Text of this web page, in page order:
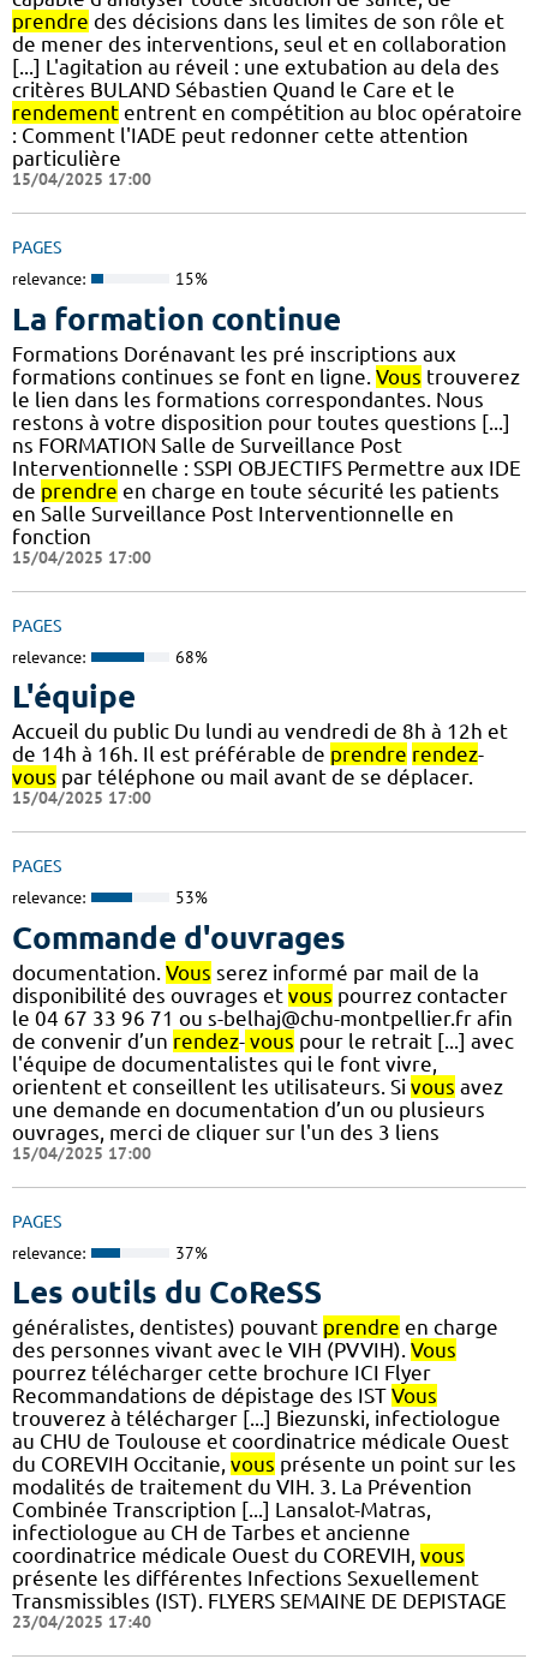
prendre des décisions dans les limites de son rôle et
de mener des interventions, seul et en collaboration
[...] L'agitation au réveil : une extubation au dela des
critères BULAND Sébastien Quand le Care et le
rendement entrent en compétition au bloc opératoire
: Comment l'IADE peut redonner cette attention
particulière
15/04/2025 17:00
PAGES
relevance: 15%
La formation continue
Formations Dorénavant les pré inscriptions aux
formations continues se font en ligne. Vous trouverez
le lien dans les formations correspondantes. Nous
restons à votre disposition pour toutes questions [...]
ns FORMATION Salle de Surveillance Post
Interventionnelle : SSPI OBJECTIFS Permettre aux IDE
de prendre en charge en toute sécurité les patients
en Salle Surveillance Post Interventionnelle en
fonction
15/04/2025 17:00
PAGES
relevance: 68%
L'équipe
Accueil du public Du lundi au vendredi de 8h à 12h et
de 14h à 16h. Il est préférable de prendre rendez-
vous par téléphone ou mail avant de se déplacer.
15/04/2025 17:00
PAGES
relevance: 53%
Commande d'ouvrages
documentation. Vous serez informé par mail de la
disponibilité des ouvrages et vous pourrez contacter
le 04 67 33 96 71 ou s-belhaj@chu-montpellier.fr afin
de convenir d’un rendez- vous pour le retrait [...] avec
l'équipe de documentalistes qui le font vivre,
orientent et conseillent les utilisateurs. Si vous avez
une demande en documentation d’un ou plusieurs
ouvrages, merci de cliquer sur l'un des 3 liens
15/04/2025 17:00
PAGES
relevance: 37%
Les outils du CoReSS
généralistes, dentistes) pouvant prendre en charge
des personnes vivant avec le VIH (PVVIH). Vous
pourrez télécharger cette brochure ICI Flyer
Recommandations de dépistage des IST Vous
trouverez à télécharger [...] Biezunski, infectiologue
au CHU de Toulouse et coordinatrice médicale Ouest
du COREVIH Occitanie, vous présente un point sur les
modalités de traitement du VIH. 3. La Prévention
Combinée Transcription [...] Lansalot-Matras,
infectiologue au CH de Tarbes et ancienne
coordinatrice médicale Ouest du COREVIH, vous
présente les différentes Infections Sexuellement
Transmissibles (IST). FLYERS SEMAINE DE DEPISTAGE
23/04/2025 17:40